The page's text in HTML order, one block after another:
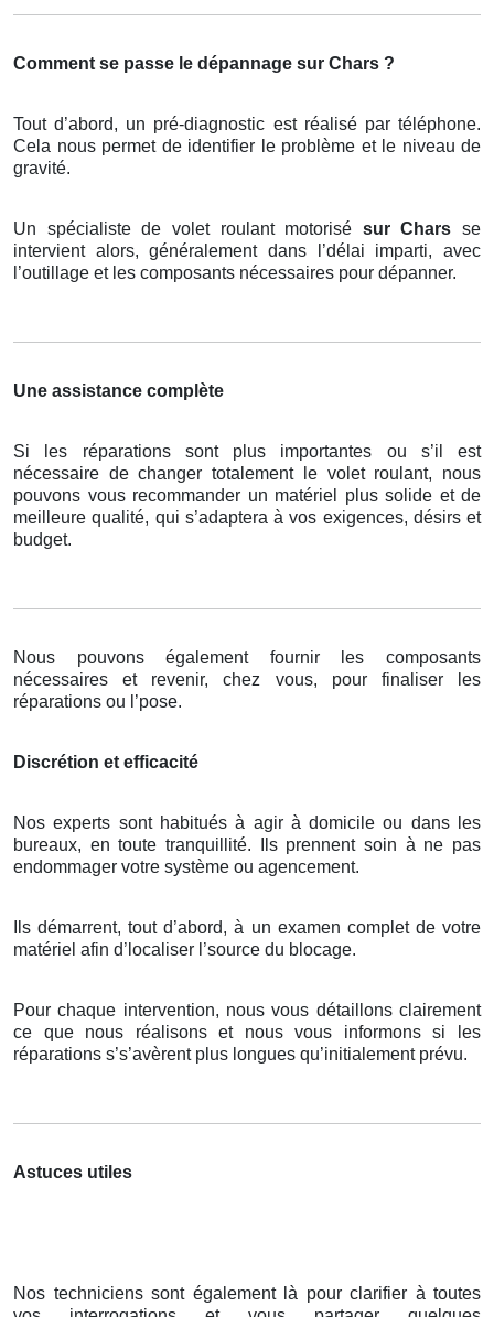
Comment se passe le dépannage sur Chars ?
Tout d’abord, un pré-diagnostic est réalisé par téléphone.
Cela nous permet de identifier le problème et le niveau de
gravité.
Un spécialiste de volet roulant motorisé sur Chars se
intervient alors, généralement dans l’délai imparti, avec
l’outillage et les composants nécessaires pour dépanner.
Une assistance complète
Si les réparations sont plus importantes ou s’il est
nécessaire de changer totalement le volet roulant, nous
pouvons vous recommander un matériel plus solide et de
meilleure qualité, qui s’adaptera à vos exigences, désirs et
budget.
Nous pouvons également fournir les composants
nécessaires et revenir, chez vous, pour finaliser les
réparations ou l’pose.
Discrétion et efficacité
Nos experts sont habitués à agir à domicile ou dans les
bureaux, en toute tranquillité. Ils prennent soin à ne pas
endommager votre système ou agencement.
Ils démarrent, tout d’abord, à un examen complet de votre
matériel afin d’localiser l’source du blocage.
Pour chaque intervention, nous vous détaillons clairement
ce que nous réalisons et nous vous informons si les
réparations s’s’avèrent plus longues qu’initialement prévu.
Astuces utiles
Nos techniciens sont également là pour clarifier à toutes